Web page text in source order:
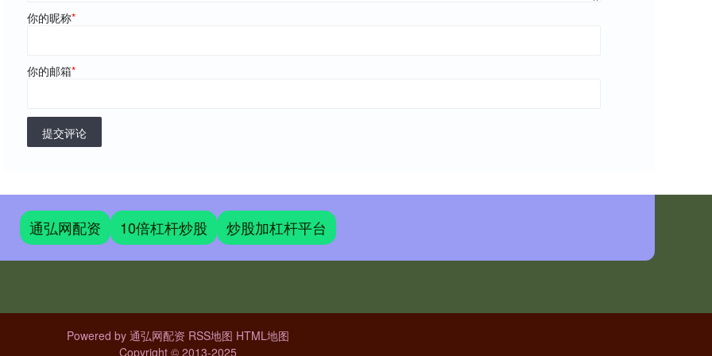
你的昵称*
你的邮箱*
提交评论
通弘网配资 10倍杠杆炒股 炒股加杠杆平台
Powered by 通弘网配资 RSS地图 HTML地图
Copyright © 2013-2025